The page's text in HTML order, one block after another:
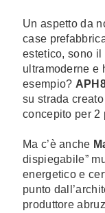
Un aspetto da
case
estetico, sono
ultramoderne e
esempio?
su strada
concepito per 2
Ma c’è anche
dispiegabile”
energetico e
punto
produttore